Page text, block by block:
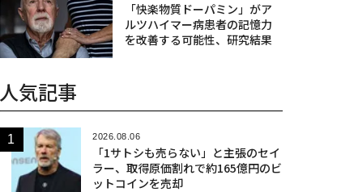
「快楽物質ドーパミン」がア
ルツハイマー病患者の記憶力
を改善する可能性、研究結果
人気記事
2026.08.06
「1サトシも売らない」と主張のセイ
ラー、取得原価割れで約165億円のビ
ットコインを売却